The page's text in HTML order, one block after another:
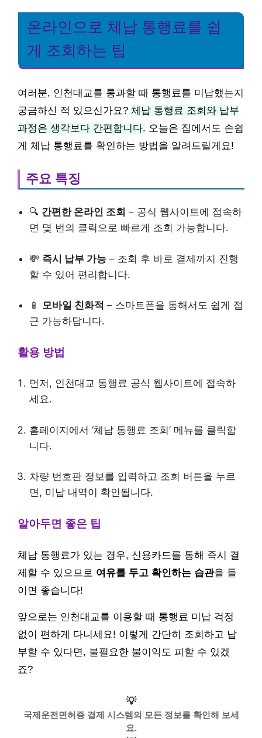
온라인으로 체납 통행료를 쉽
게 조회하는 팁
여러분, 인천대교를 통과할 때 통행료를 미납했는지
궁금하신 적 있으신가요? 체납 통행료 조회와 납부
과정은 생각보다 간편합니다. 오늘은 집에서도 손쉽
게 체납 통행료를 확인하는 방법을 알려드릴게요!
주요 특징
🔍 간편한 온라인 조회 – 공식 웹사이트에 접속하
면 몇 번의 클릭으로 빠르게 조회 가능합니다.
💸 즉시 납부 가능 – 조회 후 바로 결제까지 진행
할 수 있어 편리합니다.
📱 모바일 친화적 – 스마트폰을 통해서도 쉽게 접
근 가능하답니다.
활용 방법
먼저, 인천대교 통행료 공식 웹사이트에 접속하
세요.
홈페이지에서 ‘체납 통행료 조회’ 메뉴를 클릭합
니다.
차량 번호판 정보를 입력하고 조회 버튼을 누르
면, 미납 내역이 확인됩니다.
알아두면 좋은 팁
체납 통행료가 있는 경우, 신용카드를 통해 즉시 결
제할 수 있으므로 여유를 두고 확인하는 습관을 들
이면 좋습니다!
앞으로는 인천대교를 이용할 때 통행료 미납 걱정
없이 편하게 다니세요! 이렇게 간단히 조회하고 납
부할 수 있다면, 불필요한 불이익도 피할 수 있겠
죠?
💡
국제운전면허증 결제 시스템의 모든 정보를 확인해 보세
요.